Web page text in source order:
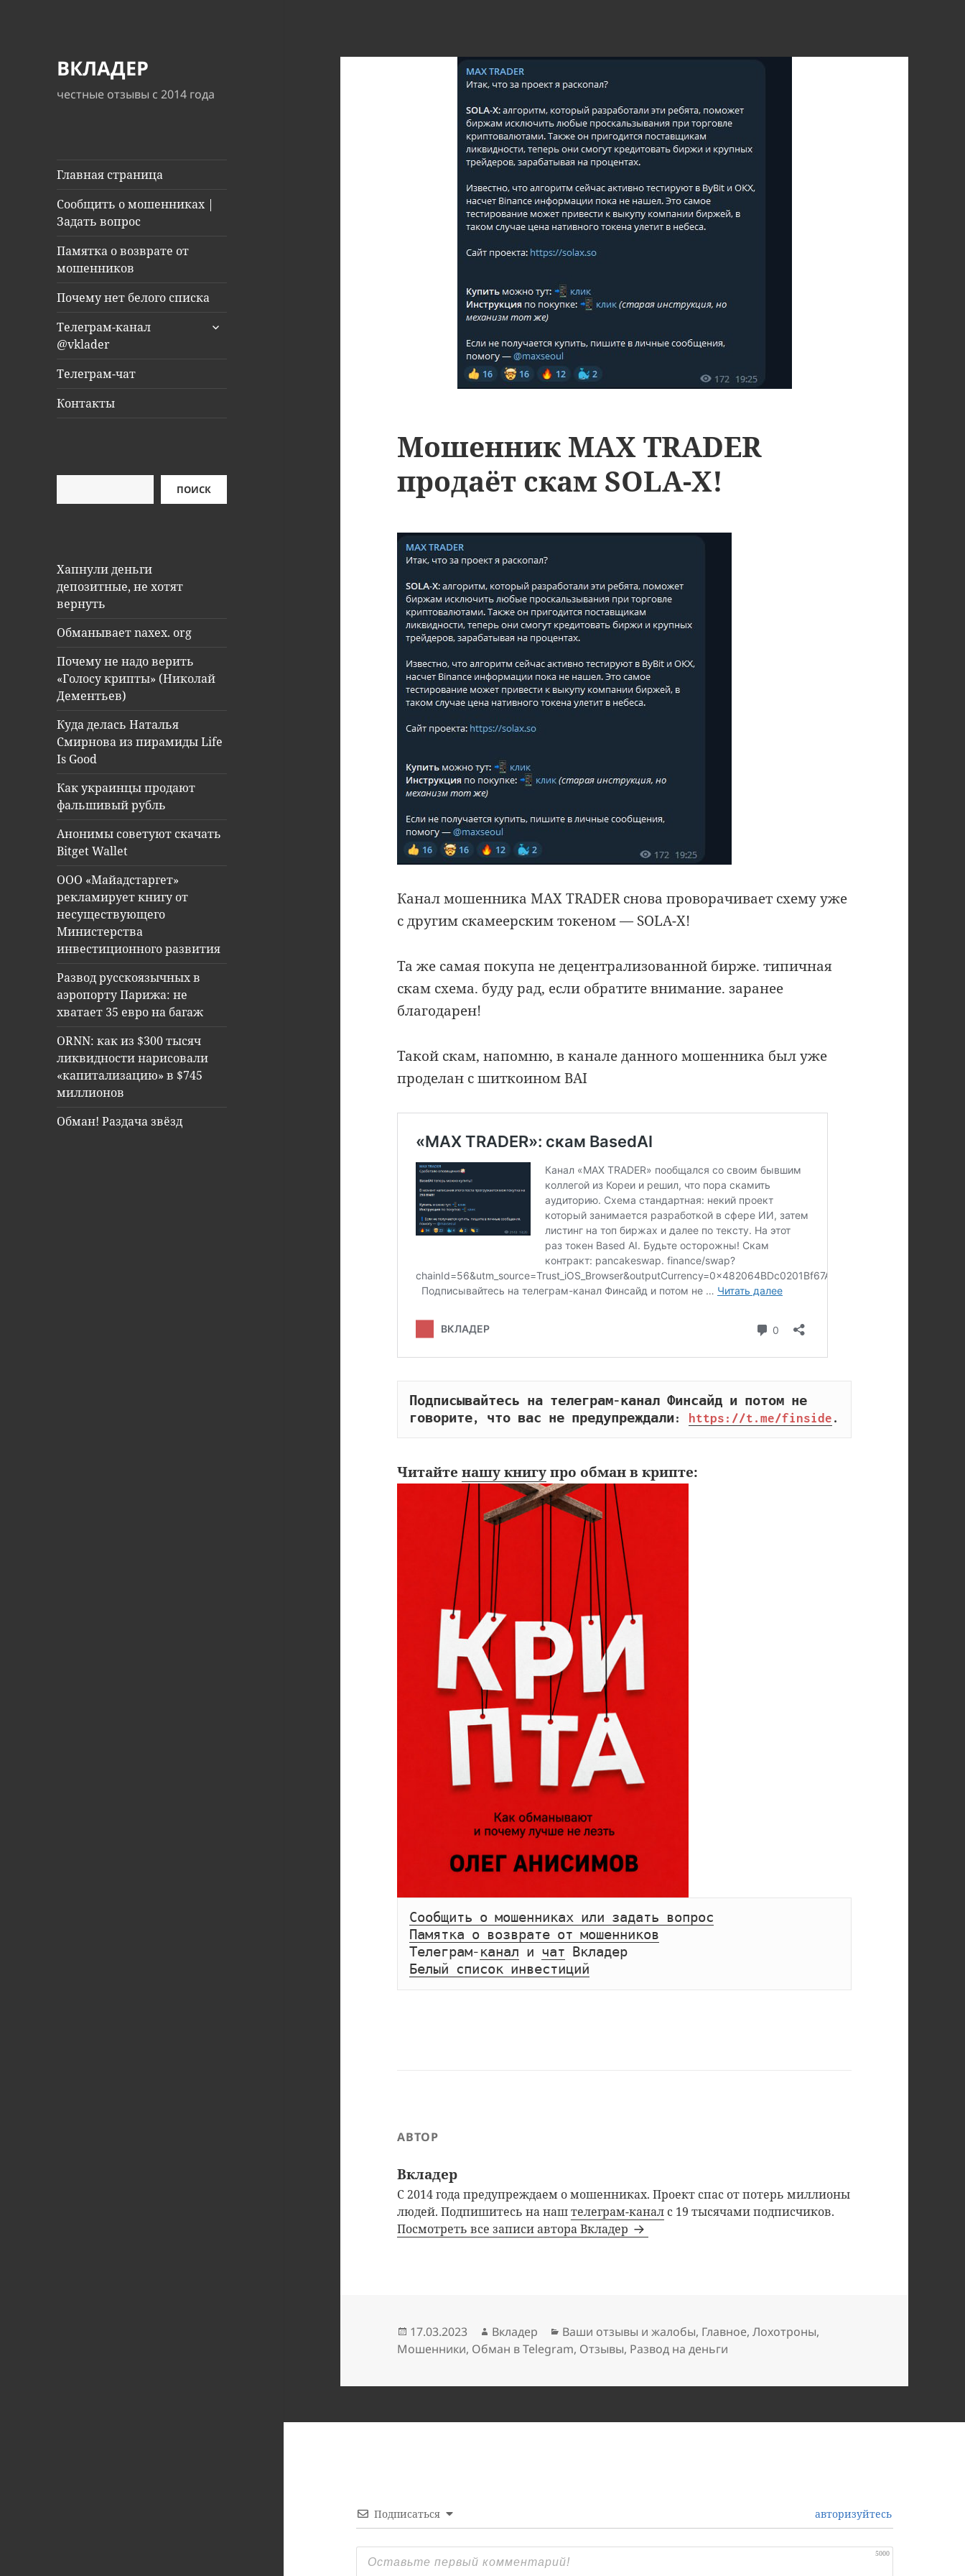
ВКЛАДЕР
честные отзывы с 2014 года
Главная страница
Сообщить о мошенниках |
Задать вопрос
Памятка о возврате от
мошенников
Почему нет белого списка
Телеграм-канал
@vklader
раскрыть
Телеграм-чат
Контакты
ПОИСК
Хапнули деньги
депозитные, не хотят
вернуть
Обманывает naxex. org
Почему не надо верить
«Голосу крипты» (Николай
Дементьев)
Куда делась Наталья
Смирнова из пирамиды Life
Is Good
Как украинцы продают
фальшивый рубль
Анонимы советуют скачать
Bitget Wallet
ООО «Майадстаргет»
рекламирует книгу от
несуществующего
Министерства
инвестиционного развития
Развод русскоязычных в
аэропорту Парижа: не
хватает 35 евро на багаж
ORNN: как из $300 тысяч
ликвидности нарисовали
«капитализацию» в $745
миллионов
Обман! Раздача звёзд
Мошенник MAX TRADER
продаёт скам SOLA-X!
Канал мошенника MAX TRADER снова проворачивает схему уже
с другим скамеерским токеном — SOLA-X!
Та же самая покупа не децентрализованной бирже. типичная
скам схема. буду рад, если обратите внимание. заранее
благодарен!
Такой скам, напомню, в канале данного мошенника был уже
проделан с шиткоином BAI
Подписывайтесь на телеграм-канал Финсайд и потом не
говорите, что вас не предупреждали:
https://t.me/finside .
Читайтенашу книгупро обман в крипте:
Сообщить о мошенниках или задать вопрос
Памятка о возврате от мошенников
Телеграм- канал и чат
Вкладер
Белый список инвестиций
АВТОР
Вкладер
С 2014 года предупреждаем о мошенниках. Проект спас от потерь миллионы
людей. Подпишитесь на наштелеграм-канал с 19 тысячами подписчиков.
Посмотреть все записи автора Вкладер
Опубликовано
17.03.2023 Автор
Вкладер Рубрики
Ваши отзывы и жалобы, Главное,Лохотроны,
Мошенники, Обман в Telegram, Отзывы, Развод на деньги
Подписаться авторизуйтесь
5000